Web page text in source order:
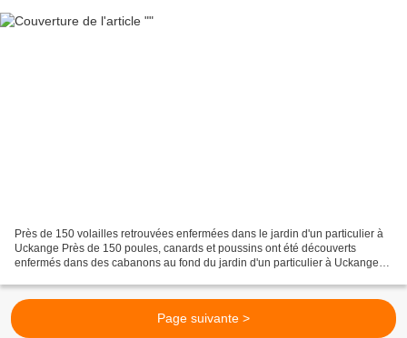
Près de 150 volailles retrouvées enfermées dans le jardin d'un particulier à
Uckange Près de 150 poules, canards et poussins ont été découverts
enfermés dans des cabanons au fond du jardin d'un particulier à Uckange
Page suivante >